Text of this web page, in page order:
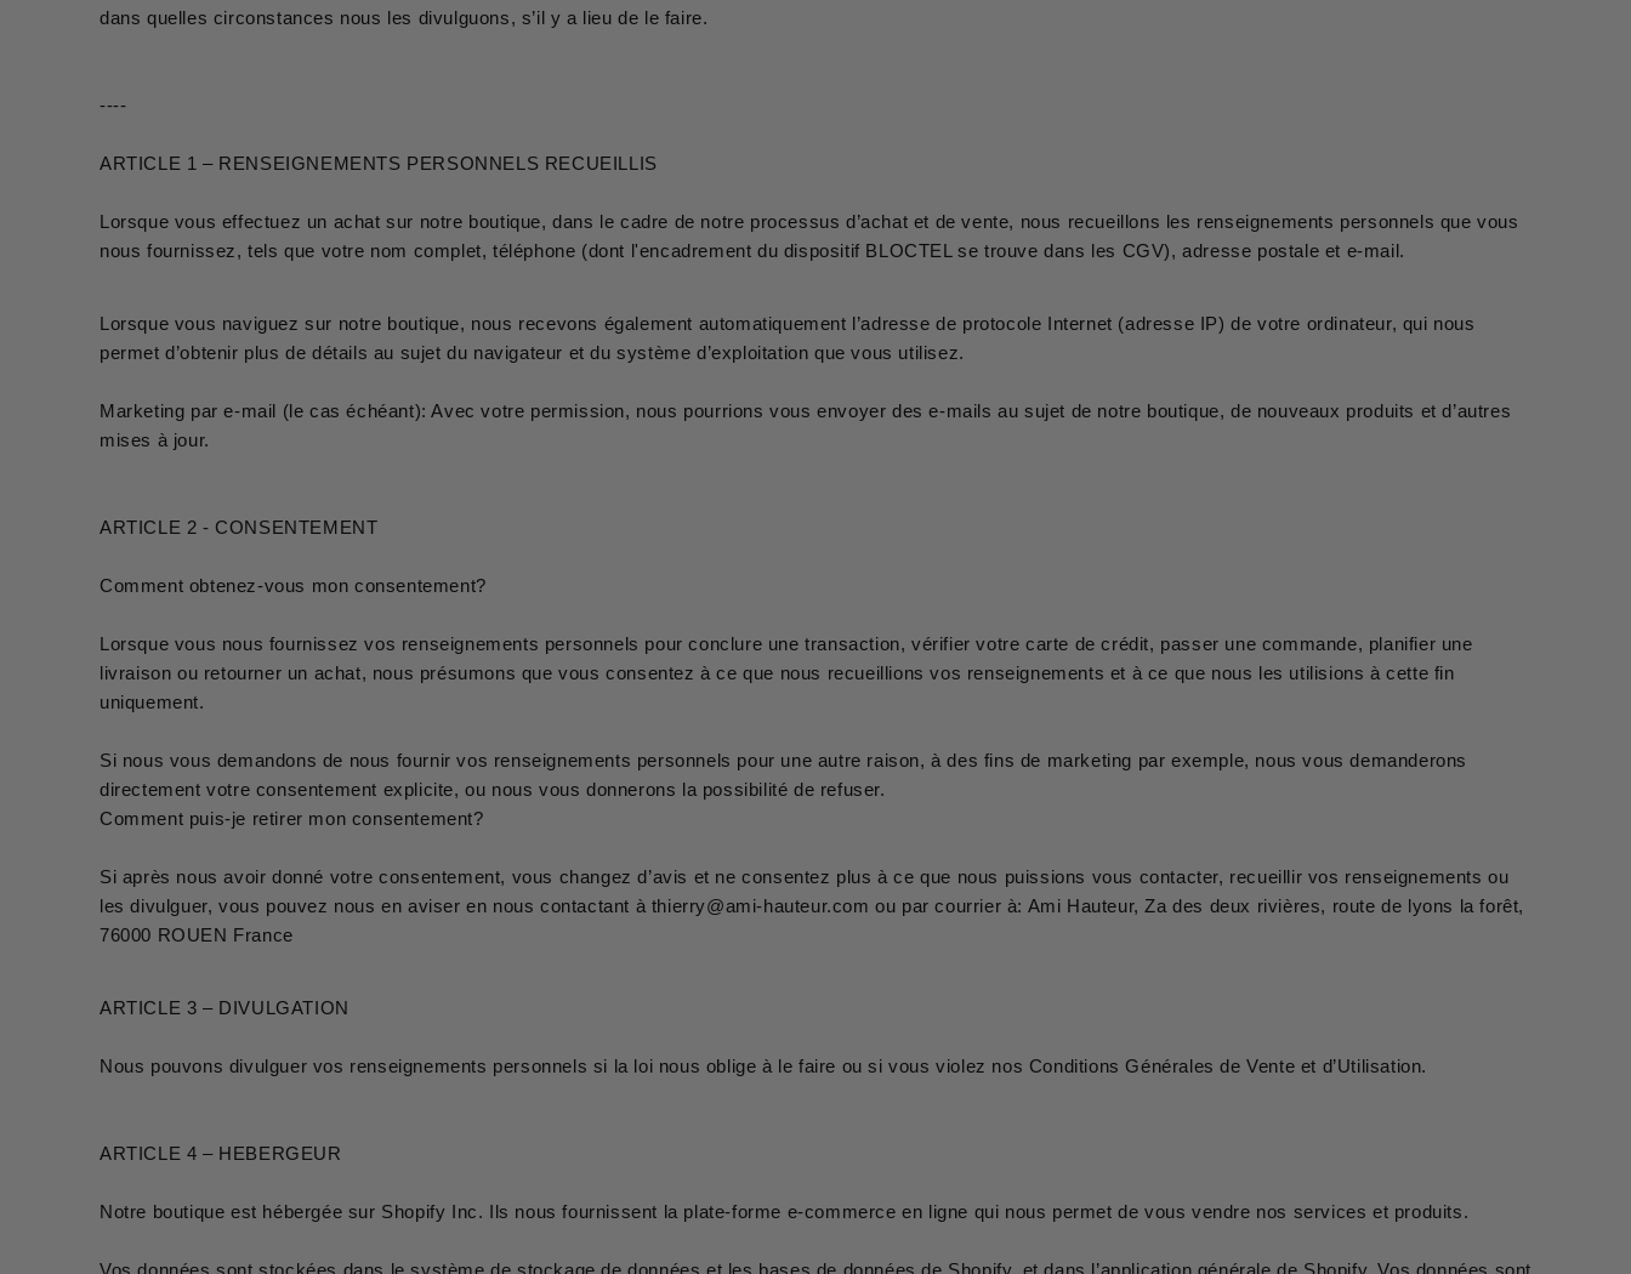
dans quelles circonstances nous les divulguons, s’il y a lieu de le faire.
----
ARTICLE 1 – RENSEIGNEMENTS PERSONNELS RECUEILLIS
Lorsque vous effectuez un achat sur notre boutique, dans le cadre de notre processus d’achat et de vente, nous recueillons les renseignements personnels que vous
nous fournissez, tels que votre nom complet, téléphone (dont l'encadrement du dispositif BLOCTEL se trouve dans les CGV), adresse postale et e-mail.
Lorsque vous naviguez sur notre boutique, nous recevons également automatiquement l’adresse de protocole Internet (adresse IP) de votre ordinateur, qui nous
permet d’obtenir plus de détails au sujet du navigateur et du système d’exploitation que vous utilisez.
Marketing par e-mail (le cas échéant): Avec votre permission, nous pourrions vous envoyer des e-mails au sujet de notre boutique, de nouveaux produits et d’autres
mises à jour.
ARTICLE 2 - CONSENTEMENT
Comment obtenez-vous mon consentement?
Lorsque vous nous fournissez vos renseignements personnels pour conclure une transaction, vérifier votre carte de crédit, passer une commande, planifier une
livraison ou retourner un achat, nous présumons que vous consentez à ce que nous recueillions vos renseignements et à ce que nous les utilisions à cette fin
uniquement.
Si nous vous demandons de nous fournir vos renseignements personnels pour une autre raison, à des fins de marketing par exemple, nous vous demanderons
directement votre consentement explicite, ou nous vous donnerons la possibilité de refuser.
Comment puis-je retirer mon consentement?
Si après nous avoir donné votre consentement, vous changez d’avis et ne consentez plus à ce que nous puissions vous contacter, recueillir vos renseignements ou
les divulguer, vous pouvez nous en aviser en nous contactant à thierry@ami-hauteur.com ou par courrier à: Ami Hauteur, Za des deux rivières, route de lyons la forêt,
76000 ROUEN France
ARTICLE 3 – DIVULGATION
Nous pouvons divulguer vos renseignements personnels si la loi nous oblige à le faire ou si vous violez nos Conditions Générales de Vente et d’Utilisation.
ARTICLE 4 – HEBERGEUR
Notre boutique est hébergée sur Shopify Inc. Ils nous fournissent la plate-forme e-commerce en ligne qui nous permet de vous vendre nos services et produits.